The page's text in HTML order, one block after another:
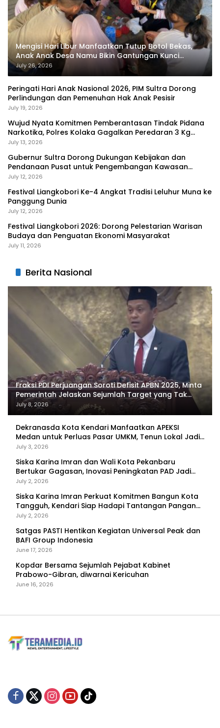
Mengisi Hari Libur Manfaatkan Tutup Botol Bekas,
Anak Anak Desa Namu Bikin Gantungan Kunci
Bernilai Ekonomi
July 26, 2026
Peringati Hari Anak Nasional 2026, PIM Sultra Dorong
Perlindungan dan Pemenuhan Hak Anak Pesisir
July 19, 2026
Wujud Nyata Komitmen Pemberantasan Tindak Pidana
Narkotika, Polres Kolaka Gagalkan Peredaran 3 Kg
Sabu-Sabu
July 13, 2026
Gubernur Sultra Dorong Dukungan Kebijakan dan
Pendanaan Pusat untuk Pengembangan Kawasan
Liangkobhori
July 12, 2026
Festival Liangkobori Ke-4 Angkat Tradisi Leluhur Muna ke
Panggung Dunia
July 12, 2026
Festival Liangkobori 2026: Dorong Pelestarian Warisan
Budaya dan Penguatan Ekonomi Masyarakat
July 11, 2026
Berita Nasional
Fraksi PDI Perjuangan Soroti Defisit APBN 2025, Minta
Pemerintah Jelaskan Sejumlah Target yang Tak
Tercapai
July 8, 2026
Dekranasda Kota Kendari Manfaatkan APEKSI
Medan untuk Perluas Pasar UMKM, Tenun Lokal Jadi
Primadona
July 3, 2026
Siska Karina Imran dan Wali Kota Pekanbaru
Bertukar Gagasan, Inovasi Peningkatan PAD Jadi
Fokus Diskusi
July 2, 2026
Siska Karina Imran Perkuat Komitmen Bangun Kota
Tangguh, Kendari Siap Hadapi Tantangan Pangan
dan Bencana
July 2, 2026
Satgas PASTI Hentikan Kegiatan Universal Peak dan
BAFI Group Indonesia
June 17, 2026
Kopdar Bersama Sejumlah Pejabat Kabinet
Prabowo-Gibran, diwarnai Kericuhan
June 16, 2026